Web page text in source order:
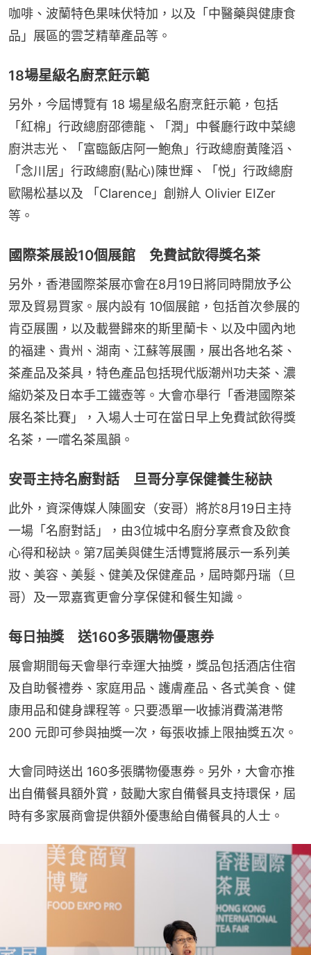
咖啡、波蘭特色果味伏特加，以及「中醫藥與健康食
品」展區的雲芝精華產品等。
18場星級名廚烹飪示範
另外，今屆博覽有 18 場星級名廚烹飪示範，包括
「紅棉」行政總廚邵德龍、「潤」中餐廳行政中菜總
廚洪志光、「富臨飯店阿一鮑魚」行政總廚黃隆滔、
「念川居」行政總廚(點心)陳世輝、「悦」行政總廚
歐陽松基以及 「Clarence」創辦人 Olivier EIZer
等。
國際茶展設10個展館 免費試飲得獎名茶
另外，香港國際茶展亦會在8月19日將同時開放予公
眾及貿易買家。展内設有 10個展館，包括首次參展的
肯亞展團，以及載譽歸來的斯里蘭卡、以及中國內地
的福建、貴州、湖南、江蘇等展團，展出各地名茶、
茶產品及茶具，特色產品包括現代版潮州功夫茶、濃
縮奶茶及日本手工鐵壺等。大會亦舉行「香港國際茶
展名茶比賽」，入場人士可在當日早上免費試飲得獎
名茶，一嚐名茶風韻。
安哥主持名廚對話 旦哥分享保健養生秘訣
此外，資深傳媒人陳圖安（安哥）將於8月19日主持
一場「名廚對話」，由3位城中名廚分享煮食及飲食
心得和秘訣。第7屆美與健生活博覽將展示一系列美
妝、美容、美髮、健美及保健產品，屆時鄭丹瑞（旦
哥）及一眾嘉賓更會分享保健和餐生知識。
每日抽獎 送160多張購物優惠券
展會期間每天會舉行幸運大抽獎，獎品包括酒店住宿
及自助餐禮券、家庭用品、護膚產品、各式美食、健
康用品和健身課程等。只要憑單一收據消費滿港幣
200 元即可參與抽獎一次，每張收據上限抽獎五次。
大會同時送出 160多張購物優惠券。另外，大會亦推
出自備餐具額外賞，鼓勵大家自備餐具支持環保，屆
時有多家展商會提供額外優惠給自備餐具的人士。